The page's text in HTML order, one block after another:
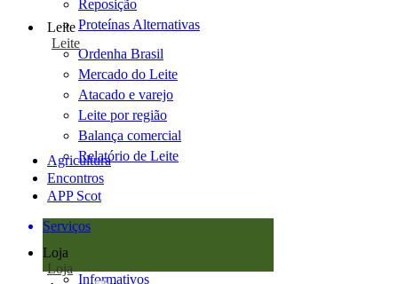
Reposição
Proteínas Alternativas
Leite
Leite
Ordenha Brasil
Mercado do Leite
Atacado e varejo
Leite por região
Balança comercial
Relatório de Leite
Agricultura
Encontros
APP Scot
Serviços
Loja
Loja
Informativos